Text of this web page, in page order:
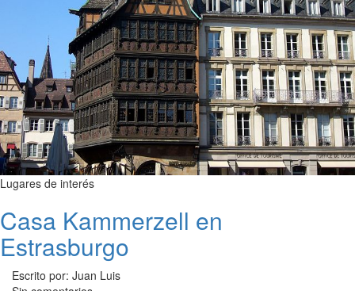
Lugares de interés
Casa Kammerzell en
Estrasburgo
Escrito por: Juan Luis